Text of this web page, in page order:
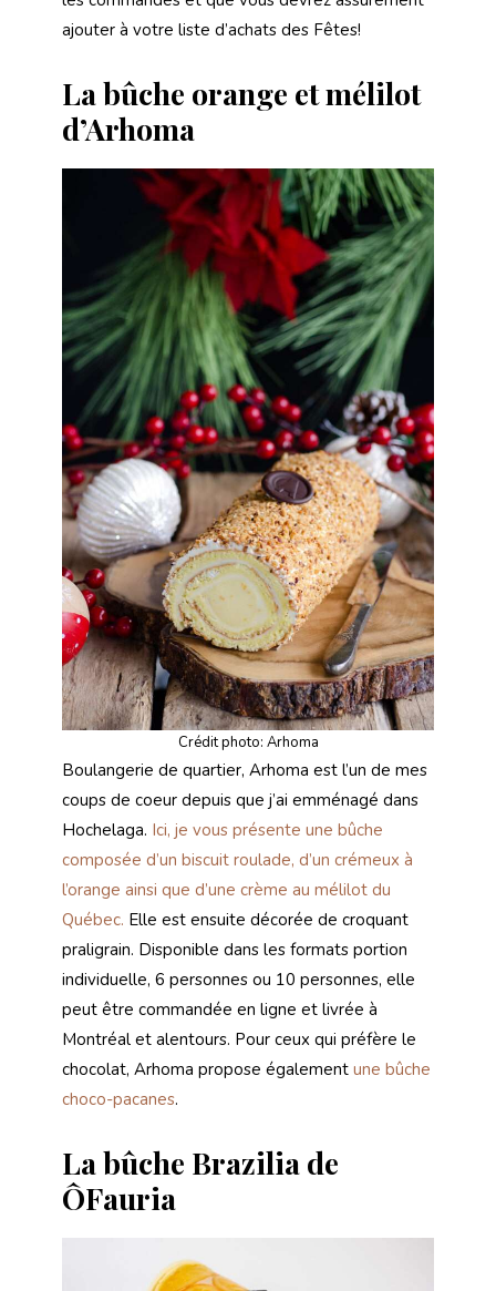
ajouter à votre liste d’achats des Fêtes!
La bûche orange et mélilot
d’Arhoma
Crédit photo: Arhoma
Boulangerie de quartier, Arhoma est l’un de mes
coups de coeur depuis que j’ai emménagé dans
Hochelaga. Ici, je vous présente une bûche
composée d’un biscuit roulade, d’un crémeux à
l’orange ainsi que d’une crème au mélilot du
Québec. Elle est ensuite décorée de croquant
praligrain. Disponible dans les formats portion
individuelle, 6 personnes ou 10 personnes, elle
peut être commandée en ligne et livrée à
Montréal et alentours. Pour ceux qui préfère le
chocolat, Arhoma propose également une bûche
choco-pacanes.
La bûche Brazilia de
ÔFauria